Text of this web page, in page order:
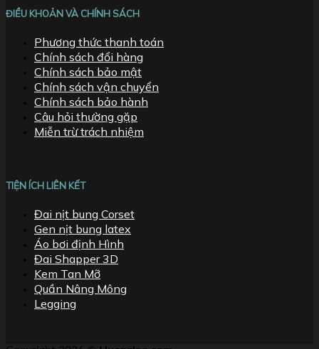
ĐIỀU KHOẢN VÀ CHÍNH SÁCH
Phương thức thanh toán
Chính sách đổi hàng
Chính sách bảo mật
Chính sách vận chuyển
Chính sách bảo hành
Câu hỏi thường gặp
Miễn trừ trách nhiệm
TIỆN ÍCH LIÊN KẾT
Đai nịt bung Corset
Gen nịt bung latex
Áo bơi định Hình
Đai Shapper 3D
Kem Tan Mỡ
Quần Nâng Mông
Legging